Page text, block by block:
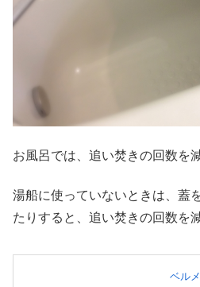
お風呂では、追い焚きの回数を
湯船に使っていないときは、蓋
たりすると、追い焚きの回数を
ベル